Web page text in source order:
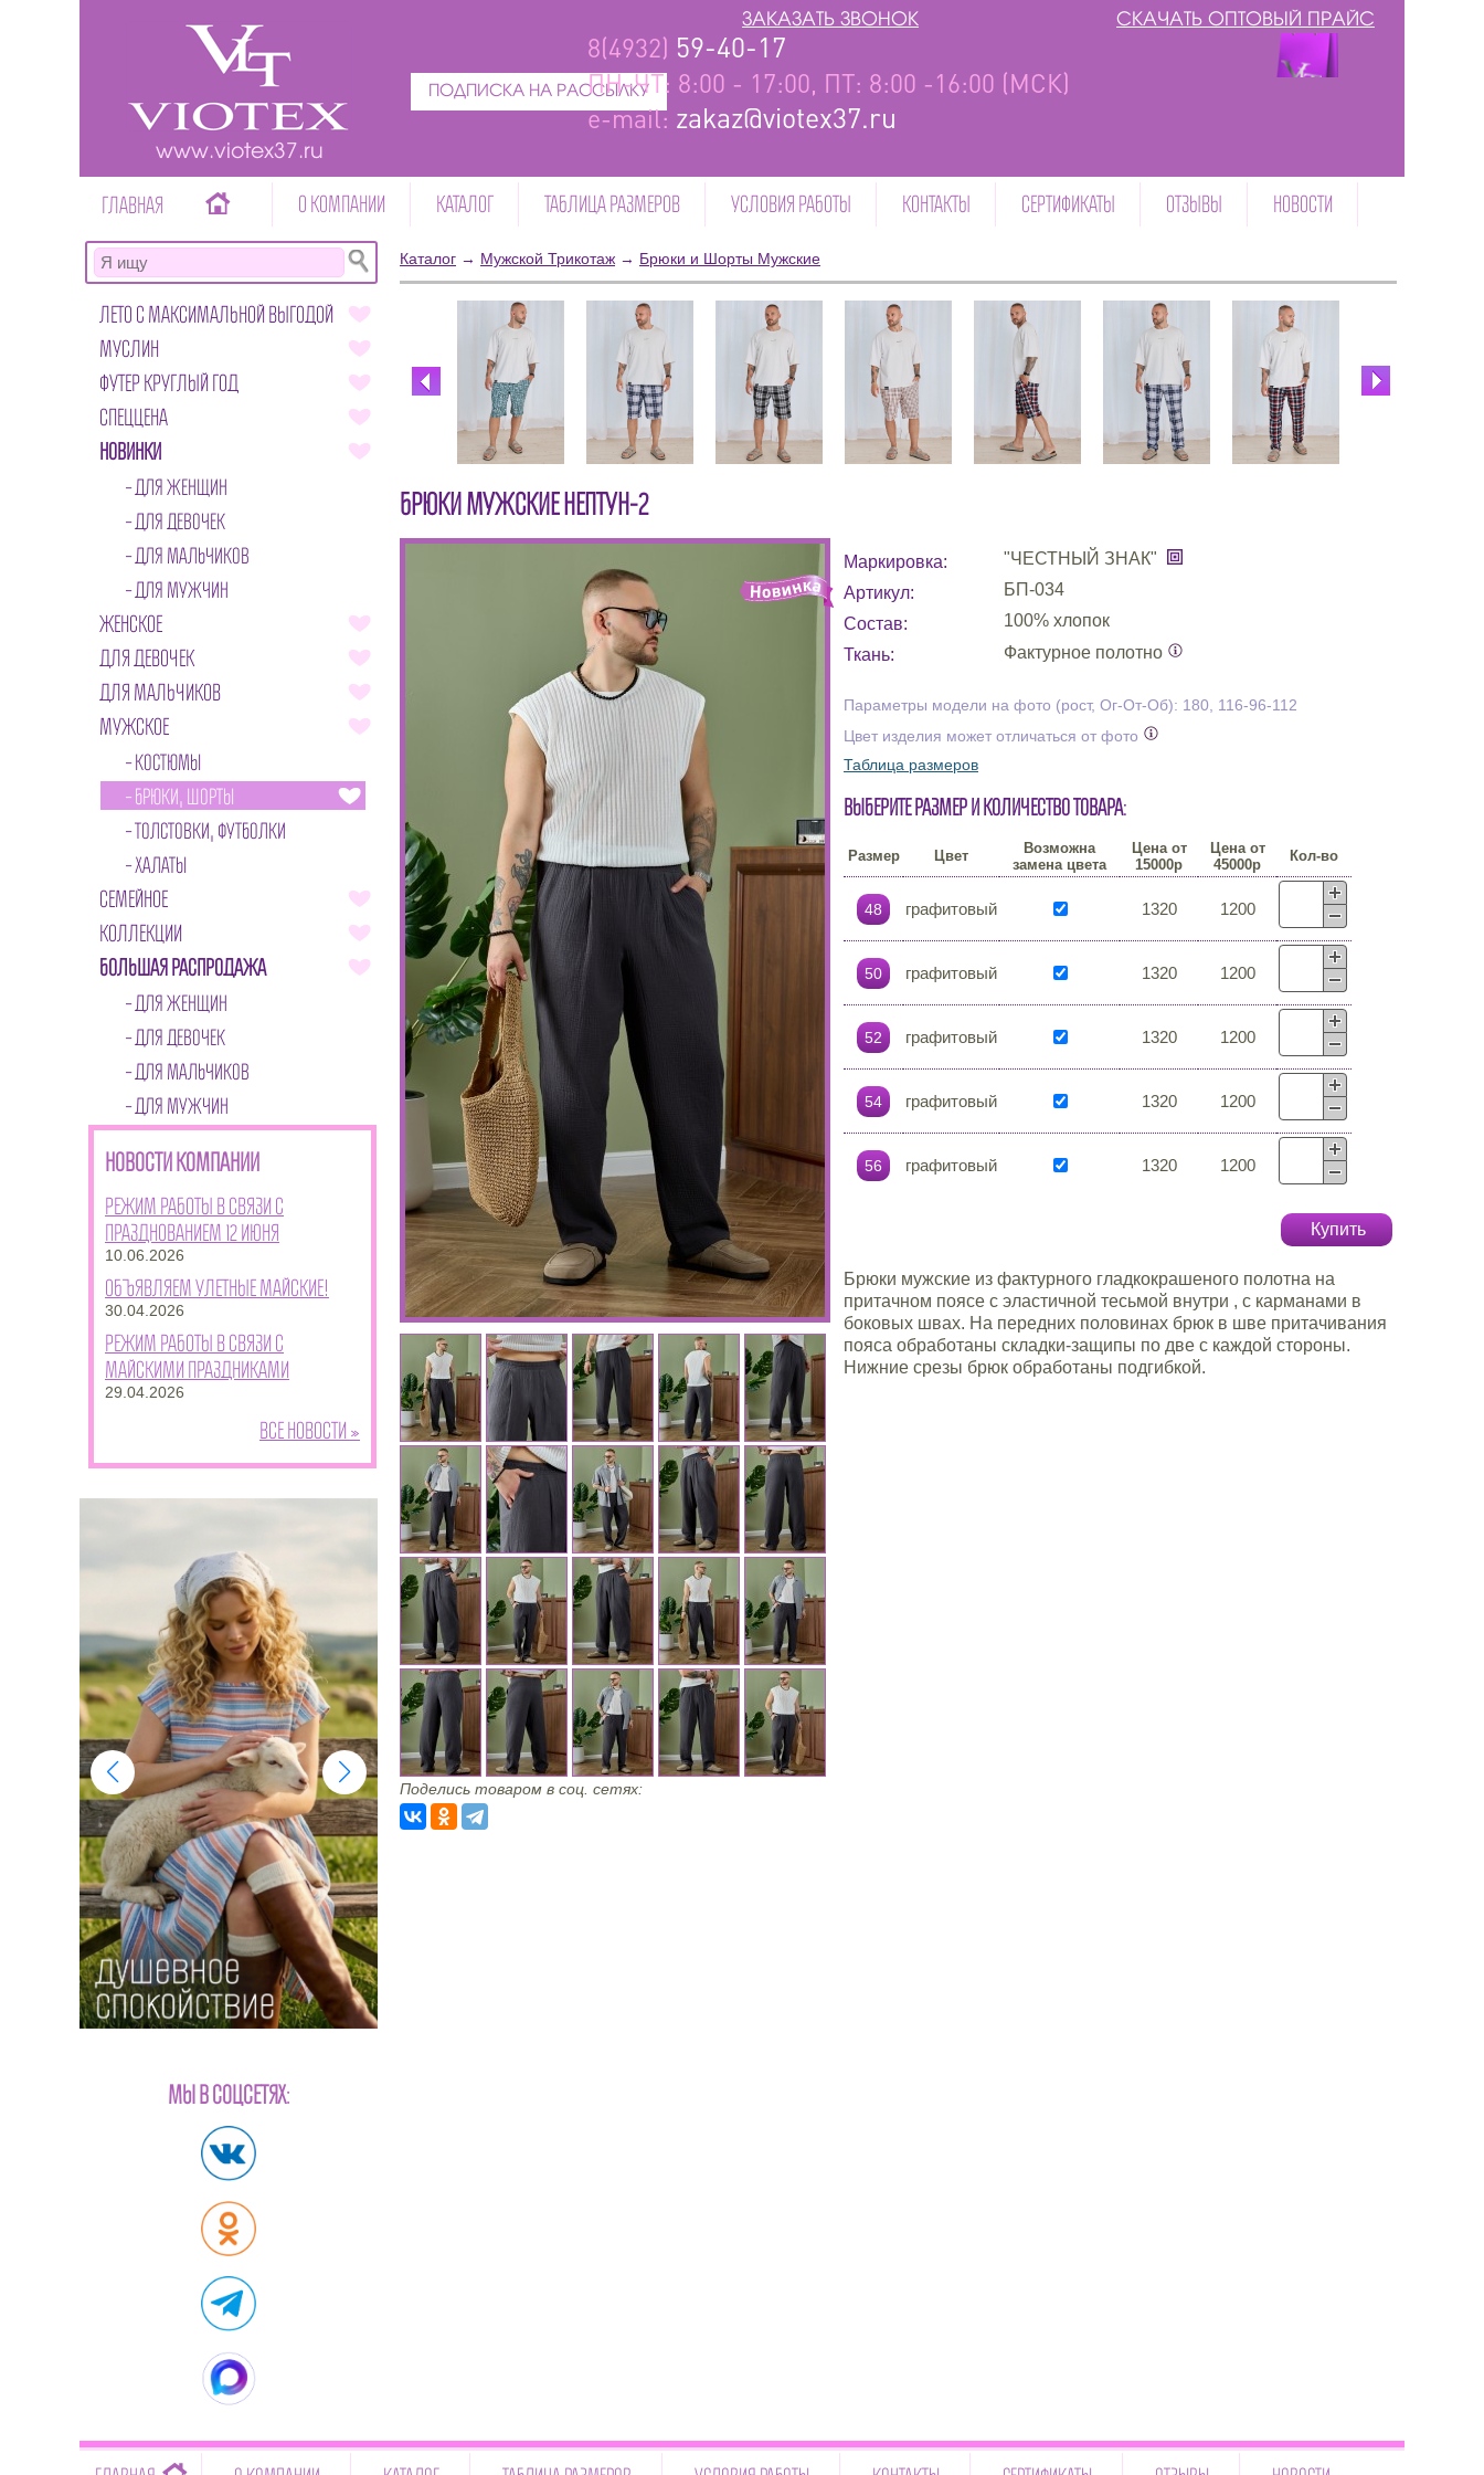
www.viotex37.ru
ПОДПИСКА НА РАССЫЛКУ
8(4932) 59-40-17
ПН-ЧТ: 8:00 - 17:00, ПТ: 8:00 -16:00 (МСК)
e-mail: zakaz@viotex37.ru
СКАЧАТЬ ОПТОВЫЙ ПРАЙС
ЗАКАЗАТЬ ЗВОНОК
ГЛАВНАЯ О КОМПАНИИ КАТАЛОГ ТАБЛИЦА РАЗМЕРОВ УСЛОВИЯ РАБОТЫ КОНТАКТЫ СЕРТИФИКАТЫ ОТЗЫВЫ НОВОСТИ
ЛЕТО С МАКСИМАЛЬНОЙ ВЫГОДОЙ
МУСЛИН
ФУТЕР КРУГЛЫЙ ГОД
СПЕЦЦЕНА
НОВИНКИ
ДЛЯ ЖЕНЩИН
ДЛЯ ДЕВОЧЕК
ДЛЯ МАЛЬЧИКОВ
ДЛЯ МУЖЧИН
ЖЕНСКОЕ
ДЛЯ ДЕВОЧЕК
ДЛЯ МАЛЬЧИКОВ
МУЖСКОЕ
КОСТЮМЫ
БРЮКИ, ШОРТЫ
ТОЛСТОВКИ, ФУТБОЛКИ
ХАЛАТЫ
СЕМЕЙНОЕ
КОЛЛЕКЦИИ
БОЛЬШАЯ РАСПРОДАЖА
ДЛЯ ЖЕНЩИН
ДЛЯ ДЕВОЧЕК
ДЛЯ МАЛЬЧИКОВ
ДЛЯ МУЖЧИН
НОВОСТИ КОМПАНИИ
Режим работы в связи с
празднованием 12 июня
10.06.2026
Объявляем улетные майские!
30.04.2026
Режим работы в связи с
майскими праздниками
29.04.2026
Все новости »
МЫ В СОЦСЕТЯХ:
Каталог → Мужской Трикотаж → Брюки и Шорты Мужские
БРЮКИ МУЖСКИЕ НЕПТУН-2
Маркировка:
"ЧЕСТНЫЙ ЗНАК"
Артикул:
БП-034
Состав:
100% хлопок
Ткань:
Фактурное полотно
Параметры модели на фото (рост, Ог-От-Об): 180, 116-96-112
Цвет изделия может отличаться от фото
Таблица размеров
Выберите размер и количество товара:
Размер Цвет
Возможна
замена цвета
Цена от
15000р
Цена от
45000р
Кол-во
48 графитовый 1320 1200
50 графитовый 1320 1200
52 графитовый 1320 1200
54 графитовый 1320 1200
56 графитовый 1320 1200
Купить
Брюки мужские из фактурного гладкокрашеного полотна на
притачном поясе с эластичной тесьмой внутри , с карманами в
боковых швах. На передних половинах брюк в шве притачивания
пояса обработаны складки-защипы по две с каждой стороны.
Нижние срезы брюк обработаны подгибкой.
Поделись товаром в соц. сетях:
-->